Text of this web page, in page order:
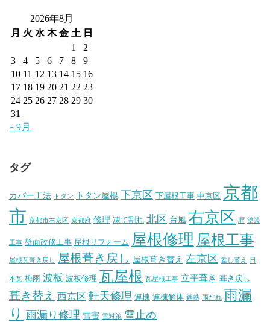
2026年8月
月 火 水 木 金 土 日
1
2
3
4 5 6 7 8
9
10 11 12 13 14 15 16
17 18 19 20 21 22 23
24 25 26 27 28 29 30
31
« 9月
タグ
カバー工法 トタン トタン屋根 下京区 下屋根工事 中京区 京都
市 京都市右京区 京都府 修理 凍て割れ 北区 台風 右京区 塀 塗装
工事 壁面改修工事 屋根リフォーム 屋根修理 屋根工事
屋根瓦葺き戻し 屋根葺き戻し 屋根葺き替え 左京区 差し替え 日
本瓦 梅雨 波板 波板修理 瓦屋根 瓦屋根工事 立平葺き 葺き戻し
葺き替え 西京区 軒天修理 連棟 連棟解体 遮熱 雨だれ 雨漏
り 雨漏り修理 雪害 雪対策 雪止め